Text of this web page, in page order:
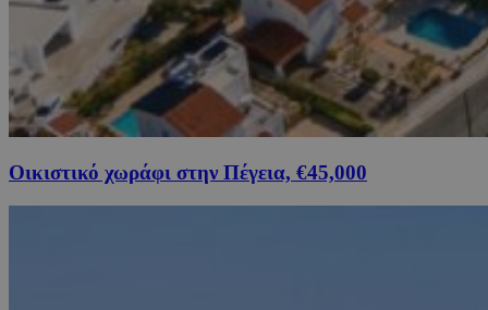
Οικιστικό χωράφι στην Πέγεια, €45,000